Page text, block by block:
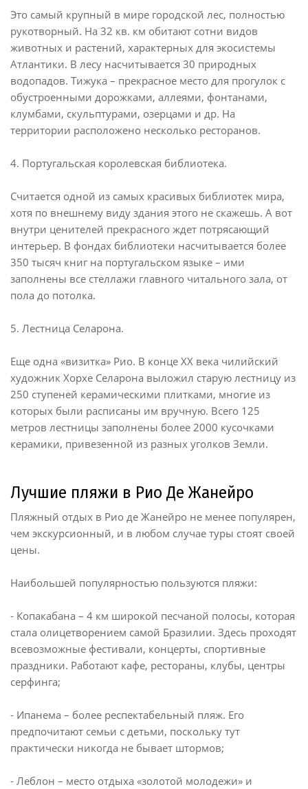
Это самый крупный в мире городской лес, полностью
рукотворный. На 32 кв. км обитают сотни видов
животных и растений, характерных для экосистемы
Атлантики. В лесу насчитывается 30 природных
водопадов. Тижука – прекрасное место для прогулок с
обустроенными дорожками, аллеями, фонтанами,
клумбами, скульптурами, озерцами и др. На
территории расположено несколько ресторанов.
4. Португальская королевская библиотека.
Считается одной из самых красивых библиотек мира,
хотя по внешнему виду здания этого не скажешь. А вот
внутри ценителей прекрасного ждет потрясающий
интерьер. В фондах библиотеки насчитывается более
350 тысяч книг на португальском языке – ими
заполнены все стеллажи главного читального зала, от
пола до потолка.
5. Лестница Селарона.
Еще одна «визитка» Рио. В конце ХХ века чилийский
художник Хорхе Селарона выложил старую лестницу из
250 ступеней керамическими плитками, многие из
которых были расписаны им вручную. Всего 125
метров лестницы заполнены более 2000 кусочками
керамики, привезенной из разных уголков Земли.
Лучшие пляжи в Рио Де Жанейро
Пляжный отдых в Рио де Жанейро не менее популярен,
чем экскурсионный, и в любом случае туры стоят своей
цены.
Наибольшей популярностью пользуются пляжи:
- Копакабана – 4 км широкой песчаной полосы, которая
стала олицетворением самой Бразилии. Здесь проходят
всевозможные фестивали, концерты, спортивные
праздники. Работают кафе, рестораны, клубы, центры
серфинга;
- Ипанема – более респектабельный пляж. Его
предпочитают семьи с детьми, поскольку тут
практически никогда не бывает штормов;
- Леблон – место отдыха «золотой молодежи» и